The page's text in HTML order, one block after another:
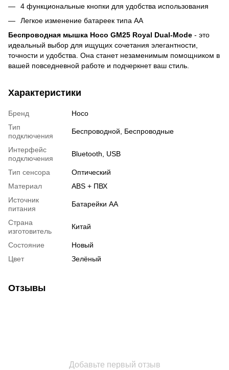
4 функциональные кнопки для удобства использования
Легкое изменение батареек типа АА
Беспроводная мышка Hoco GM25 Royal Dual-Mode - это
идеальный выбор для ищущих сочетания элегантности,
точности и удобства. Она станет незаменимым помощником в
вашей повседневной работе и подчеркнет ваш стиль.
Характеристики
Бренд
Hoco
Тип
подключения
Беспроводной, Беспроводные
Интерфейс
подключения
Bluetooth, USB
Тип сенсора
Оптический
Материал
ABS + ПВХ
Источник
питания
Батарейки АА
Страна
изготовитель
Китай
Состояние
Новый
Цвет
Зелёный
Отзывы
Добавьте первый отзыв